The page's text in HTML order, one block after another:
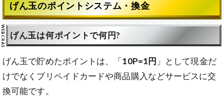
げん玉のポイントシステム・換金
げん玉は何ポイントで何円?
げん玉で貯めたポイントは、「10P=1円 」として現金だ
けでなくプリペイドカードや商品購入などサービスに交
換可能です。